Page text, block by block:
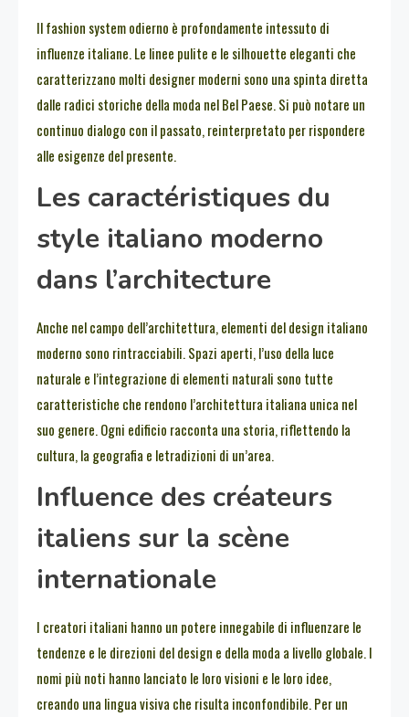
Il fashion system odierno è profondamente intessuto di
influenze italiane. Le linee pulite e le silhouette eleganti che
caratterizzano molti designer moderni sono una spinta diretta
dalle radici storiche della moda nel Bel Paese. Si può notare un
continuo dialogo con il passato, reinterpretato per rispondere
alle esigenze del presente.
Les caractéristiques du
style italiano moderno
dans l’architecture
Anche nel campo dell’architettura, elementi del design italiano
moderno sono rintracciabili. Spazi aperti, l’uso della luce
naturale e l’integrazione di elementi naturali sono tutte
caratteristiche che rendono l’architettura italiana unica nel
suo genere. Ogni edificio racconta una storia, riflettendo la
cultura, la geografia e letradizioni di un’area.
Influence des créateurs
italiens sur la scène
internationale
I creatori italiani hanno un potere innegabile di influenzare le
tendenze e le direzioni del design e della moda a livello globale. I
nomi più noti hanno lanciato le loro visioni e le loro idee,
creando una lingua visiva che risulta inconfondibile. Per un